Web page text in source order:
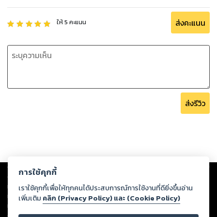
ให้5 คะแนน ส่งคะแนน
ส่งรีวิว
Copyright © 2026
ต่อผลงานหรือเนื้อหาใดที่อัปโหลดผ่านเว็บไซต์และปรากฏว่าละเมิดสิทธิใน
ทรัพย์สินทางปัญญาของบุคคลอื่นหรือขัดต่อกฎหมายและศีลธรรม ดังนั้น ผู้อ่าน
ทุกท่านโปรดใช้วิจารณญาณในการกลั่นกรองด้วยตนเอง และหากท่านพบว่าส่วน
หนึ่งส่วนใดขัดต่อกฎหมายและศีลธรรม กรุณาแจ้งมายังบริษัท เพื่อทีมงานจะได้
การใช้คุกกี้
เราใช้คุกกี้เพื่อให้ทุกคนได้ประสบการณ์การใช้งานที่ดียิ่งขึ้นอ่าน
เพิ่มเติม คลิก (Privacy Policy) และ (Cookie Policy)